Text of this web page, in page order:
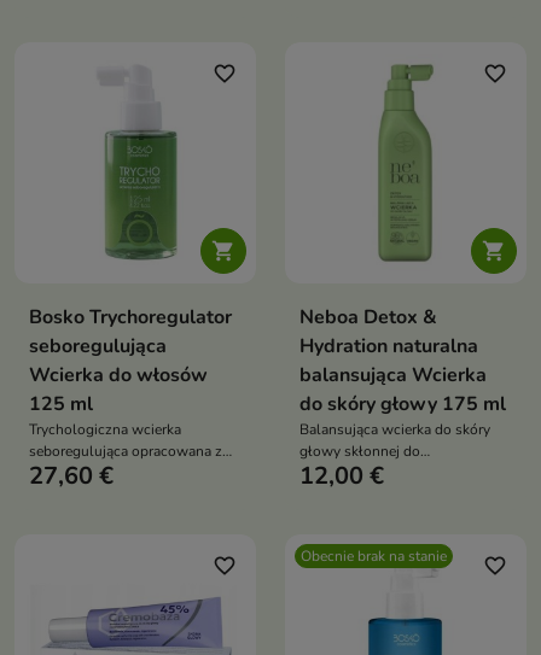

favorite_border
Bosko Trychoregulator
seboregulująca
Wcierka do włosów
125 ml
Trychologiczna wcierka
seboregulująca opracowana z
myślą o przetłuszczającej się
przywraca równowagę skóry,
ograniczając osłabienie cebulek
27,60 €

favorite_border
Neboa Detox &
Hydration naturalna
balansująca Wcierka
do skóry głowy 175 ml
Balansująca wcierka do skóry
głowy skłonnej do
przetłuszczania, która reguluje
12,00 €
favorite_border Obecnie brak na stanie favorite_border